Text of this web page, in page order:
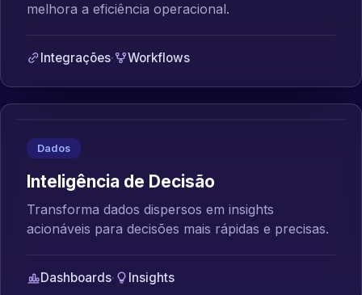
melhora a eficiência operacional.
Integrações· Workflows
Dados
Inteligência de Decisão
Transforma dados dispersos em insights
acionáveis para decisões mais rápidas e precisas.
Dashboards· Insights